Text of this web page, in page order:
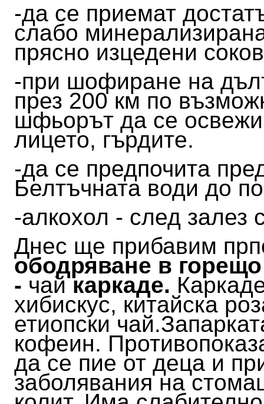
-да се приемат
слабо
прясно изцедени
-при шофиране на
през 200 км по
шфьорът да се
лицето, гърдите.
-да се предпочита
Белтъчната води до
-алкохол - след залез
Днес ще прибавим
ободряване в
- чайкаркаде.
хибискус, китайска
етиопски чай.
кофеин.
да се пие от деца и
заболявания на